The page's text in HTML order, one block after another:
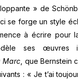
» de
se forge un style
à écrire pour
ses œuvres
Marc , que Bernstein
: « Je t’ai